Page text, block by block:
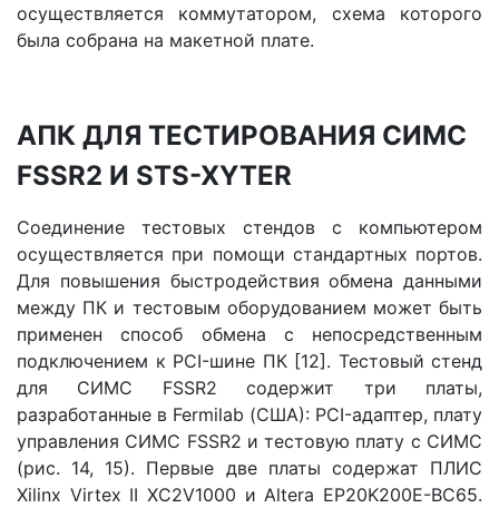
осуществляется коммутатором, схема которого
была собрана на макетной плате.
АПК ДЛЯ ТЕСТИРОВАНИЯ СИМС
FSSR2 И STS-XYTER
Соединение тестовых стендов с компьютером
осуществляется при помощи стандартных портов.
Для повышения быстродействия обмена данными
между ПК и тестовым оборудованием может быть
применен способ обмена с непосредственным
подключением к PCI-шине ПК [12]. Тестовый стенд
для СИМС FSSR2 содержит три платы,
разработанные в Fermilab (США): PCI-адаптер, плату
управления СИМС FSSR2 и тестовую плату с СИМС
(рис. 14, 15). Первые две платы содержат ПЛИС
Xilinx Virtex II XC2V1000 и Altera EP20K200E-BC65.